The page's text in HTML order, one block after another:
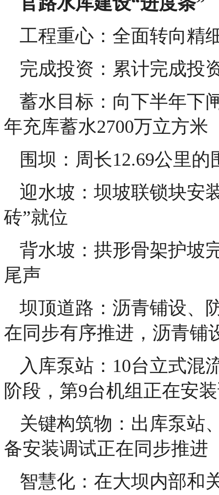
工程重心：全面转向精
完成投资：累计完成投
蓄水目标：向下半年下
年充库蓄水2700万立方米
围坝：周长12.69公里
迎水坡：坝坡联锁块安
砖”就位
背水坡：拱形骨架护坡
尾声
坝顶道路：沥青铺设、
在同步有序推进，沥青铺
入库泵站：10台立式混
阶段，第9台机组正在安
关键构筑物：出库泵站
备安装调试正在同步推进
智慧化：在大坝内部和